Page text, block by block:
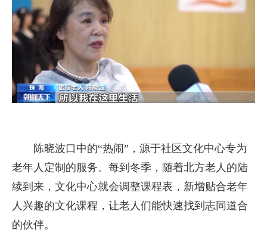
陈晓波口中的“热闹”，源于社区文化中心专为
老年人定制的服务。每到冬季，随着北方老人的陆
续到来，文化中心就会调整课程表，新增贴合老年
人兴趣的文化课程，让老人们能快速找到志同道合
的伙伴。